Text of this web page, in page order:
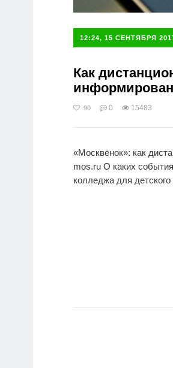
12:24, 15 СЕНТЯБРЯ
Как
90 0 15483
«Москвёнок»: как
mos.ru О каких
колледжа для